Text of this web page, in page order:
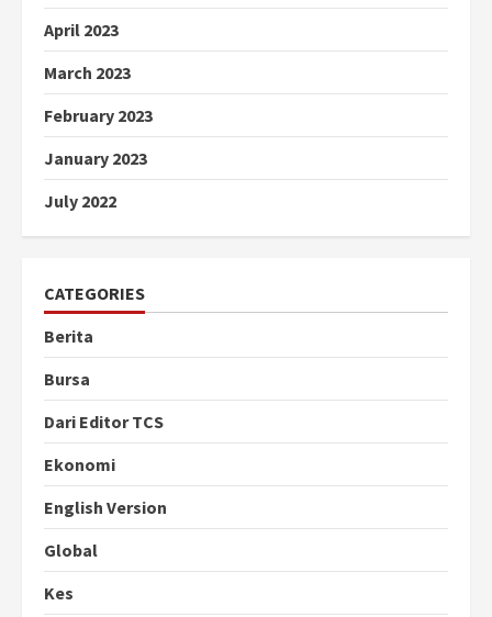
April 2023
March 2023
February 2023
January 2023
July 2022
CATEGORIES
Berita
Bursa
Dari Editor TCS
Ekonomi
English Version
Global
Kes